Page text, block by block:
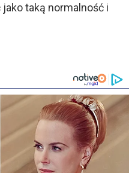
taką normalność i